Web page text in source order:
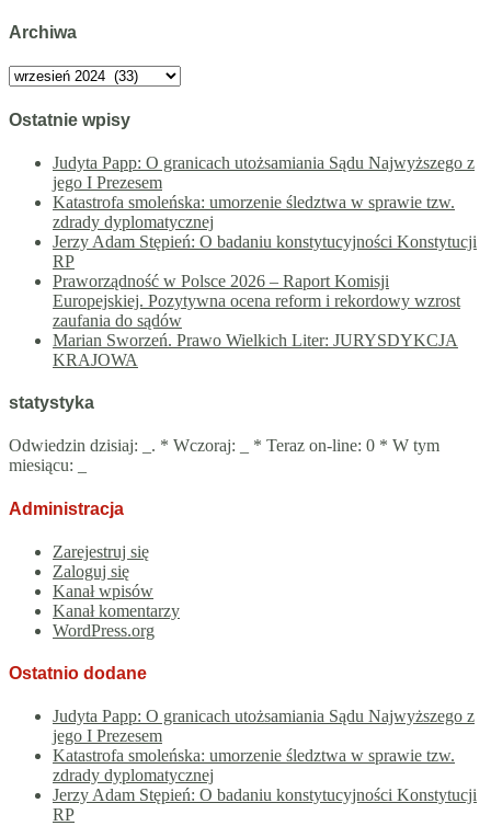
Archiwa
Archiwa
Ostatnie wpisy
Judyta Papp: O granicach utożsamiania Sądu Najwyższego z
jego I Prezesem
Katastrofa smoleńska: umorzenie śledztwa w sprawie tzw.
zdrady dyplomatycznej
Jerzy Adam Stępień: O badaniu konstytucyjności Konstytucji
RP
Praworządność w Polsce 2026 – Raport Komisji
Europejskiej. Pozytywna ocena reform i rekordowy wzrost
zaufania do sądów
Marian Sworzeń. Prawo Wielkich Liter: JURYSDYKCJA
KRAJOWA
statystyka
Odwiedzin dzisiaj: . * Wczoraj:
* Teraz on-line: 0 * W tym
miesiącu:
Administracja
Zarejestruj się
Zaloguj się
Kanał wpisów
Kanał komentarzy
WordPress.org
Ostatnio dodane
Judyta Papp: O granicach utożsamiania Sądu Najwyższego z
jego I Prezesem
Katastrofa smoleńska: umorzenie śledztwa w sprawie tzw.
zdrady dyplomatycznej
Jerzy Adam Stępień: O badaniu konstytucyjności Konstytucji
RP